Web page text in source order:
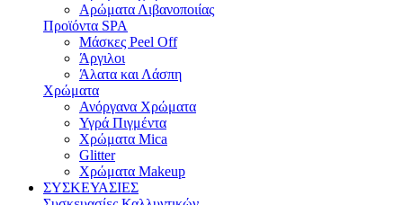
Αρώματα Λιβανοποιίας
Προϊόντα SPA
Μάσκες Peel Off
Άργιλοι
Άλατα και Λάσπη
Χρώματα
Ανόργανα Χρώματα
Υγρά Πιγμέντα
Χρώματα Mica
Glitter
Χρώματα Makeup
ΣΥΣΚΕΥΑΣΙΕΣ